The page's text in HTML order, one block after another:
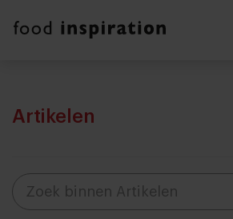
Artikelen